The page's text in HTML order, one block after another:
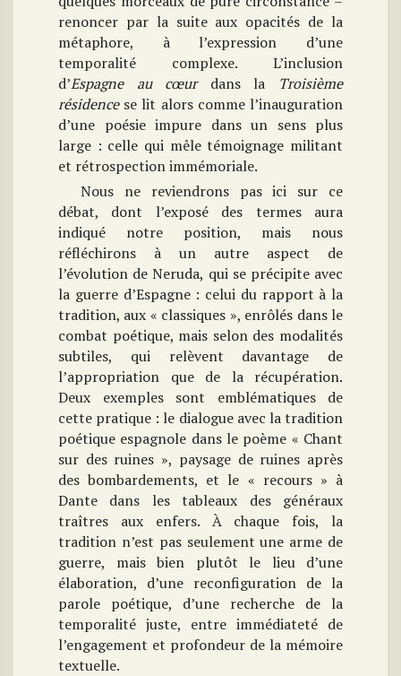
renoncer par la suite aux opacités de la
métaphore, à l’expression d’une
temporalité complexe. L’inclusion
d’Espagne au cœurdans la Troisième
résidencese lit alors comme l’inauguration
d’une poésie impure dans un sens plus
large : celle qui mêle témoignage militant
et rétrospection immémoriale.
Nous ne reviendrons pas ici sur ce
débat, dont l’exposé des termes aura
indiqué notre position, mais nous
réfléchirons à un autre aspect de
l’évolution de Neruda, qui se précipite avec
la guerre d’Espagne : celui du rapport à la
tradition, aux « classiques », enrôlés dans le
combat poétique, mais selon des modalités
subtiles, qui relèvent davantage de
l’appropriation que de la récupération.
Deux exemples sont emblématiques de
cette pratique : le dialogue avec la tradition
poétique espagnole dans le poème « Chant
sur des ruines », paysage de ruines après
des bombardements, et le « recours » à
Dante dans les tableaux des généraux
traîtres aux enfers. À chaque fois, la
tradition n’est pas seulement une arme de
guerre, mais bien plutôt le lieu d’une
élaboration, d’une reconfiguration de la
parole poétique, d’une recherche de la
temporalité juste, entre immédiateté de
l’engagement et profondeur de la mémoire
textuelle.